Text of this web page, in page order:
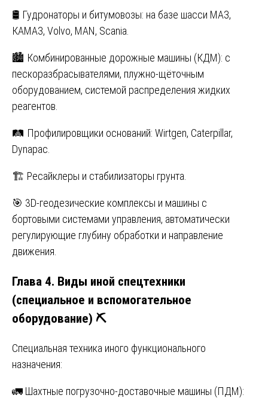
🛢️ Гудронаторы и битумовозы: на базе шасси МАЗ,
КАМАЗ, Volvo, MAN, Scania.
🏙️ Комбинированные дорожные машины (КДМ): с
пескоразбрасывателями, плужно-щёточным
оборудованием, системой распределения жидких
реагентов.
🛤️ Профилировщики оснований: Wirtgen, Caterpillar,
Dynapac.
🏗️ Ресайклеры и стабилизаторы грунта.
🎯 3D-геодезические комплексы и машины с
бортовыми системами управления, автоматически
регулирующие глубину обработки и направление
движения.
Глава 4. Виды иной спецтехники
(специальное и вспомогательное
оборудование) ⛏️
Специальная техника иного функционального
назначения:
🚛 Шахтные погрузочно-доставочные машины (ПДМ):